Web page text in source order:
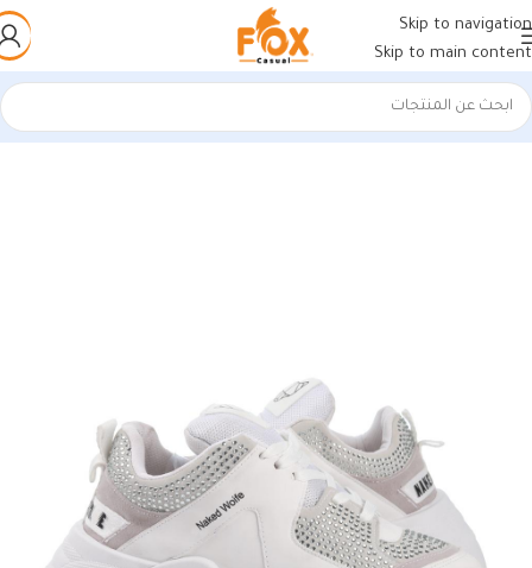
Skip to navigation
Skip to main content
الرئيسية/أحذية رجالي/كوتشي رجالي